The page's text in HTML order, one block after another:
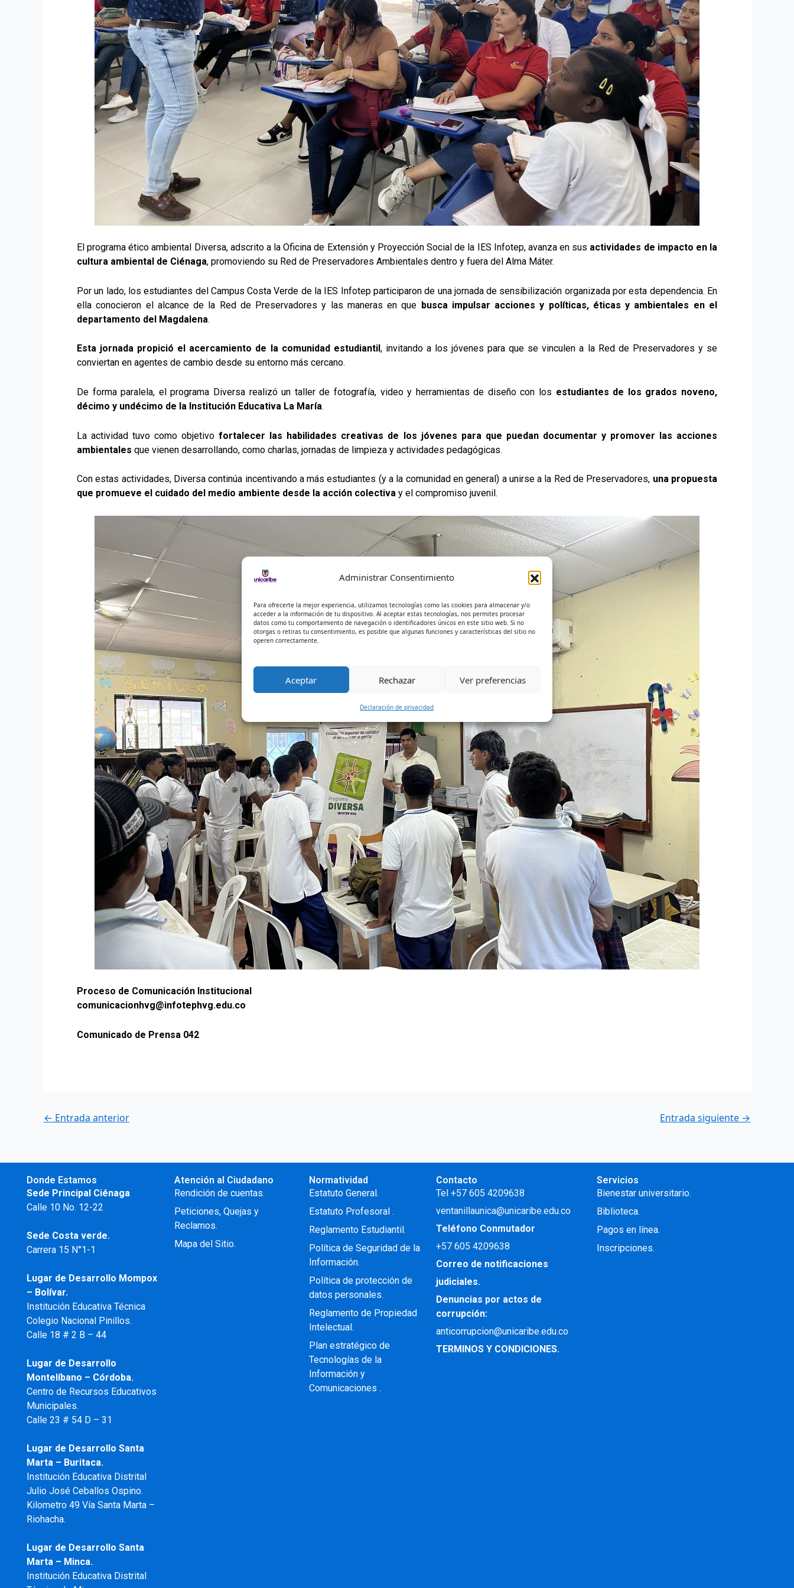
Administrar Consentimiento
Para ofrecerte la mejor experiencia, utilizamos tecnologías como las cookies para almacenar y/o
acceder a la información de tu dispositivo. Al aceptar estas tecnologías, nos permites procesar
datos como tu comportamiento de navegación o identificadores únicos en este sitio web. Si no
otorgas o retiras tu consentimiento, es posible que algunas funciones y características del sitio no
operen correctamente.
Aceptar Rechazar Ver preferencias
Declaración de privacidad
El programa ético ambiental Diversa, adscrito a la Oficina de Extensión y Proyección Social de la IES Infotep, avanza en sus actividades de impacto en la
cultura ambiental de Ciénaga, promoviendo su Red de Preservadores Ambientales dentro y fuera del Alma Máter.
Por un lado, los estudiantes del Campus Costa Verde de la IES Infotep participaron de una jornada de sensibilización organizada por esta dependencia. En
ella conocieron el alcance de la Red de Preservadores y las maneras en que busca impulsar acciones y políticas, éticas y ambientales en el
departamento del Magdalena.
Esta jornada propició el acercamiento de la comunidad estudiantil , invitando a los jóvenes para que se vinculen a la Red de Preservadores y se
conviertan en agentes de cambio desde su entorno más cercano.
De forma paralela, el programa Diversa realizó un taller de fotografía, video y herramientas de diseño con los estudiantes de los grados noveno,
décimo y undécimo de la Institución Educativa La María.
La actividad tuvo como objetivofortalecer las habilidades creativas de los jóvenes para que puedan documentar y promover las acciones
ambientales que vienen desarrollando, como charlas, jornadas de limpieza y actividades pedagógicas.
Con estas actividades, Diversa continúa incentivando a más estudiantes (y a la comunidad en general) a unirse a la Red de Preservadores, una propuesta
que promueve el cuidado del medio ambiente desde la acción colectiva y el compromiso juvenil.
Proceso de Comunicación Institucional
comunicacionhvg@infotephvg.edu.co
Comunicado de Prensa 042
← Entrada anterior Entrada siguiente →
Donde Estamos
Sede Principal Ciénaga
Calle 10 No. 12-22
Sede Costa verde.
Carrera 15 N°1-1
Lugar de Desarrollo Mompox
– Bolívar.
Institución Educativa Técnica
Colegio Nacional Pinillos.
Calle 18 # 2 B – 44
Lugar de Desarrollo
Montelíbano – Córdoba.
Centro de Recursos Educativos
Municipales.
Calle 23 # 54 D – 31
Lugar de Desarrollo Santa
Marta – Buritaca.
Institución Educativa Distrital
Julio José Ceballos Ospino.
Kilometro 49 Vía Santa Marta –
Riohacha.
Lugar de Desarrollo Santa
Marta – Minca.
Institución Educativa Distrital
Atención al Ciudadano
Rendición de cuentas.
Peticiones, Quejas y
Reclamos.
Mapa del Sitio.
Normatividad
Estatuto General.
Estatuto Profesoral .
Reglamento Estudiantil.
Política de Seguridad de la
Información.
Política de protección de
datos personales.
Reglamento de Propiedad
Intelectual.
Plan estratégico de
Tecnologías de la
Información y
Comunicaciones .
Contacto
Tel +57 605 4209638
ventanillaunica@unicaribe.edu.co
Teléfono Conmutador
+57605 4209638
Correo de notificaciones
judiciales.
Denuncias por actos de
corrupción:
anticorrupcion@unicaribe.edu.co
TERMINOS Y CONDICIONES.
Servicios
Bienestar universitario.
Biblioteca.
Pagos en línea.
Inscripciones.